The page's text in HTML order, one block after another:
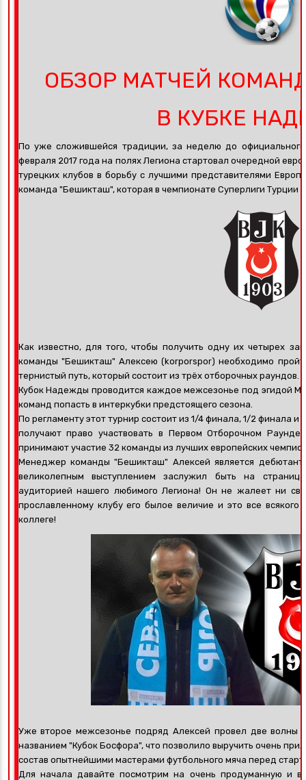
ОБЗОР МАТЧЕЙ
В КУБКЕ
По уже сложившейся традиции, за неделю до официального
февраля 2017 года на полях Легиона стартовал очередной
турецких клубов в борьбу с лучшими представителями
команда "Бешикташ", которая в чемпионате Суперлиги Турции
Как известно, для того, чтобы получить одну их четырех
команды "Бешикташ" Алексею (korporspor) необходимо
тернистый путь, который состоит из трёх отборочных раундов.
Кубок Надежды проводится каждое межсезонье под эгидой
команд попасть в интеркубки предстоящего сезона.
По регламенту этот турнир состоит из 1/4 финала, 1/2 финала
получают право участвовать в Первом Отборочном
принимают участие 32 команды из лучших европейских
Менеджер команды "Бешикташ" Алексей является
великолепным выступлением заслужил быть на
аудиторией нашего любимого Легиона! Он не жалеет ни
прославленному клубу его былое величие и это все
коллеге!
Уже второе межсезонье подряд Алексей провел две волны
названием "Кубок Босфора", что позволило выручить очень
состав опытнейшими мастерами футбольного мяча перед
Для начала давайте посмотрим на очень продуманную и